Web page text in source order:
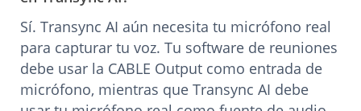
Sí. Transync AI aún necesita tu micrófono real
para capturar tu voz. Tu software de reuniones
debe usar la CABLE Output como entrada de
micrófono, mientras que Transync AI debe